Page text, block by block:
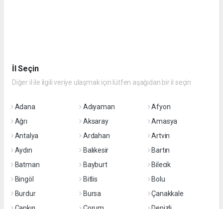
İl Seçin
Diğer il ile ilgili veriye ulaşmak için lütfen aşağıdan bir il seçin
Adana Adıyaman
Afyon
Ağrı
Aksaray
Amasya
Antalya
Ardahan
Artvin
Aydın
Balıkesir
Bartın
Batman
Bayburt
Bilecik
Bingöl
Bitlis
Bolu
Burdur
Bursa
Çanakkale